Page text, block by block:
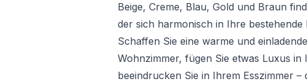
Beige, Creme, Blau, Gold und Braun
der sich harmonisch in Ihre bestehende
Schaffen Sie eine warme und
Wohnzimmer, fügen Sie etwas Luxus
beeindrucken Sie in Ihrem Esszimmer –